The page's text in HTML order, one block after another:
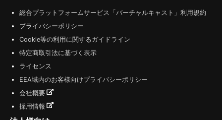
総合プラットフォームサービス「バーチャルキャスト」利用規約
プライバシーポリシー
Cookie等の利用に関するガイドライン
特定商取引法に基づく表示
ライセンス
EEA域内のお客様向けプライバシーポリシー
会社概要
採用情報